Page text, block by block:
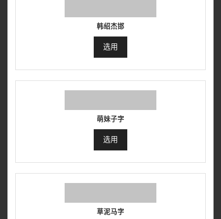
韩绍杰邯
选用
萌妹子字
选用
草泥马字